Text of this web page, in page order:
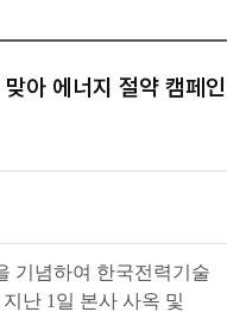
아 에너지 절약 캠페인
기념하여 한국전력기술
난 1일 본사 사옥 및